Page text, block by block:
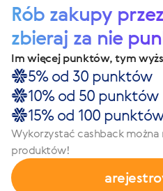
Rób zakupy
zbieraj za nie
Im więcej punktów, tym
5% od 30 punktów
10% od 50 punktów
15% od 100 punktów
Wykorzystać cashback można
produktów!